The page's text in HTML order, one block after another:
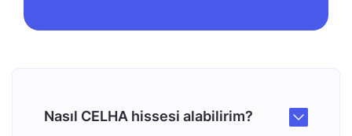
Nasıl CELHA hissesi alabilirim?